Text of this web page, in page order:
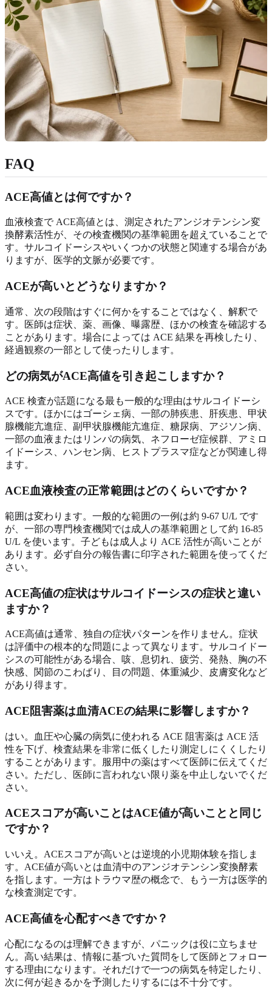
FAQ
ACE高値とは何ですか？
血液検査で ACE高値とは、測定されたアンジオテンシン変
換酵素活性が、その検査機関の基準範囲を超えていることで
す。サルコイドーシスやいくつかの状態と関連する場合があ
りますが、医学的文脈が必要です。
ACEが高いとどうなりますか？
通常、次の段階はすぐに何かをすることではなく、解釈で
す。医師は症状、薬、画像、曝露歴、ほかの検査を確認する
ことがあります。場合によっては ACE 結果を再検したり、
経過観察の一部として使ったりします。
どの病気がACE高値を引き起こしますか？
ACE 検査が話題になる最も一般的な理由はサルコイドーシ
スです。ほかにはゴーシェ病、一部の肺疾患、肝疾患、甲状
腺機能亢進症、副甲状腺機能亢進症、糖尿病、アジソン病、
一部の血液またはリンパの病気、ネフローゼ症候群、アミロ
イドーシス、ハンセン病、ヒストプラスマ症などが関連し得
ます。
ACE血液検査の正常範囲はどのくらいですか？
範囲は変わります。一般的な範囲の一例は約 9-67 U/L です
が、一部の専門検査機関では成人の基準範囲として約 16-85
U/L を使います。子どもは成人より ACE 活性が高いことが
あります。必ず自分の報告書に印字された範囲を使ってくだ
さい。
ACE高値の症状はサルコイドーシスの症状と違い
ますか？
ACE高値は通常、独自の症状パターンを作りません。症状
は評価中の根本的な問題によって異なります。サルコイドー
シスの可能性がある場合、咳、息切れ、疲労、発熱、胸の不
快感、関節のこわばり、目の問題、体重減少、皮膚変化など
があり得ます。
ACE阻害薬は血清ACEの結果に影響しますか？
はい。血圧や心臓の病気に使われる ACE 阻害薬は ACE 活
性を下げ、検査結果を非常に低くしたり測定しにくくしたり
することがあります。服用中の薬はすべて医師に伝えてくだ
さい。ただし、医師に言われない限り薬を中止しないでくだ
さい。
ACEスコアが高いことはACE値が高いことと同じ
ですか？
いいえ。ACEスコアが高いとは逆境的小児期体験を指しま
す。ACE値が高いとは血清中のアンジオテンシン変換酵素
を指します。一方はトラウマ歴の概念で、もう一方は医学的
な検査測定です。
ACE高値を心配すべきですか？
心配になるのは理解できますが、パニックは役に立ちませ
ん。高い結果は、情報に基づいた質問をして医師とフォロー
する理由になります。それだけで一つの病気を特定したり、
次に何が起きるかを予測したりするには不十分です。